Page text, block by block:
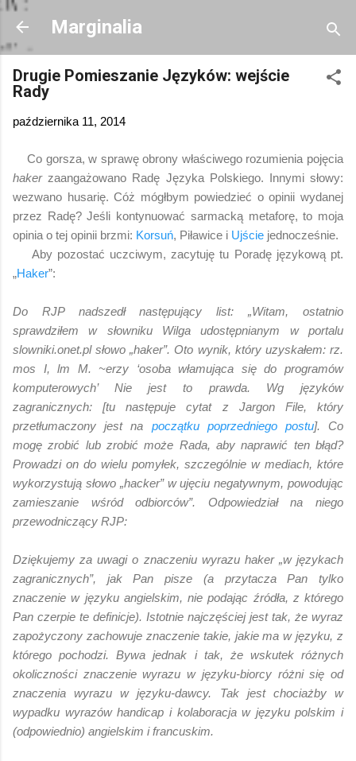
Przejdź do głównej zawartości
Marginalia
Drugie Pomieszanie Języków: wejście
Rady
października 11, 2014
Co gorsza, w sprawę obrony właściwego rozumienia pojęcia
hakerzaangażowano Radę Języka Polskiego. Innymi słowy:
wezwano husarię. Cóż mógłbym powiedzieć o opinii wydanej
przez Radę? Jeśli kontynuować sarmacką metaforę, to moja
opinia o tej opinii brzmi: Korsuń, Piławice i Ujście jednocześnie.
Aby pozostać uczciwym, zacytuję tu Poradę językową pt.
„Haker”:
Do RJP nadszedł następujący list: „Witam, ostatnio
sprawdziłem w słowniku Wilga udostępnianym w portalu
slowniki.onet.pl słowo „haker”. Oto wynik, który uzyskałem: rz.
mos I, lm M. ~erzy ‘osoba włamująca się do programów
komputerowych’ Nie jest to prawda. Wg języków
zagranicznych: [tu następuje cytat z Jargon File, który
przetłumaczony jest na początku poprzedniego postu]. Co
mogę zrobić lub zrobić może Rada, aby naprawić ten błąd?
Prowadzi on do wielu pomyłek, szczególnie w mediach, które
wykorzystują słowo „hacker” w ujęciu negatywnym, powodując
zamieszanie wśród odbiorców”. Odpowiedział na niego
przewodniczący RJP:
Dziękujemy za uwagi o znaczeniu wyrazu haker „w językach
zagranicznych”, jak Pan pisze (a przytacza Pan tylko
znaczenie w języku angielskim, nie podając źródła, z którego
Pan czerpie te definicje). Istotnie najczęściej jest tak, że wyraz
zapożyczony zachowuje znaczenie takie, jakie ma w języku, z
którego pochodzi. Bywa jednak i tak, że wskutek różnych
okoliczności znaczenie wyrazu w języku-biorcy różni się od
znaczenia wyrazu w języku-dawcy. Tak jest chociażby w
wypadku wyrazów handicap i kolaboracja w języku polskim i
(odpowiednio) angielskim i francuskim.